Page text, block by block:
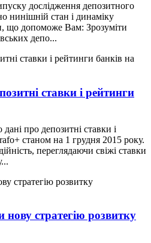
дослідження депозитного
нинішній стан і динаміку
що допоможе Вам: Зрозуміти
депо...
ставки і рейтинги
про депозитні ставки і
станом на 1 грудня 2015 року.
переглядаючи свіжі ставки
нову стратегію розвитку